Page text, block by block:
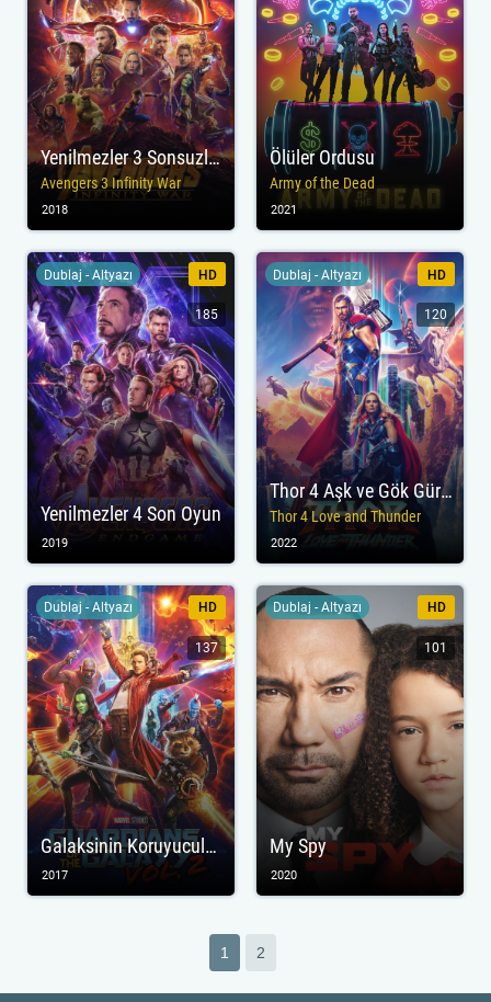
Yenilmezler 3 Sonsuzluk Savaşı
Avengers 3 Infinity War
2018
Ölüler Ordusu
Army of the Dead
2021
Yenilmezler 4 Son Oyun
Dublaj - Altyazı HD
185
2019
Thor 4 Aşk ve Gök Gürültüsü
Thor 4 Love and Thunder
Dublaj - Altyazı HD
120
2022
Galaksinin Koruyucuları 2
Dublaj - Altyazı HD
137
2017
My Spy
Dublaj - Altyazı HD
101
2020
1 2